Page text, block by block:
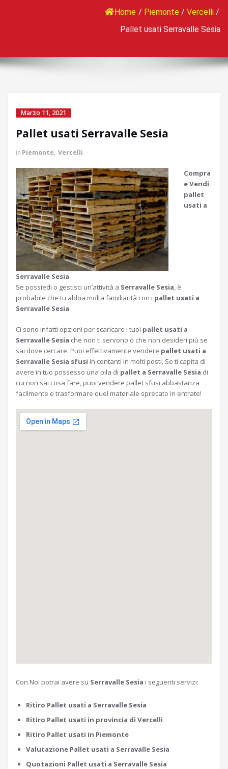
Home / Piemonte / Vercelli /
Pallet usati Serravalle Sesia
Marzo 11, 2021
Pallet usati Serravalle Sesia
in Piemonte, Vercelli
Compra
e Vendi
pallet
usati a
Serravalle Sesia
Se possiedi o gestisci un’attività a Serravalle Sesia, è
probabile che tu abbia molta familiarità con i pallet usati a
Serravalle Sesia.
Ci sono infatti opzioni per scaricare i tuoi pallet usati a
Serravalle Sesia che non ti servono o che non desideri più se
sai dove cercare. Puoi effettivamente vendere pallet usati a
Serravalle Sesia sfusi in contanti in molti posti. Se ti capita di
avere in tuo possesso una pila di pallet a Serravalle Sesia di
cui non sai cosa fare, puoi vendere pallet sfusi abbastanza
facilmente e trasformare quel materiale sprecato in entrate!
Con Noi potrai avere su Serravalle Sesia i seguenti servizi:
Ritiro Pallet usati a Serravalle Sesia
Ritiro Pallet usati in provincia di Vercelli
Ritiro Pallet usati in Piemonte
Valutazione Pallet usati a Serravalle Sesia
Quotazioni Pallet usati a Serravalle Sesia